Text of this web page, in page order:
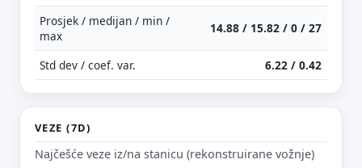
Prosjek / medijan / min /
max
14.88 / 15.82 / 0 / 27
Std dev / coef. var. 6.22 / 0.42
VEZE (7D)
Najčešće veze iz/na stanicu (rekonstruirane vožnje)